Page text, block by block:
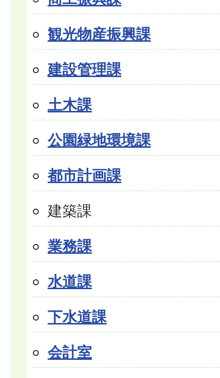
観光物産振興課
建設管理課
土木課
公園緑地環境課
都市計画課
建築課
業務課
水道課
下水道課
会計室